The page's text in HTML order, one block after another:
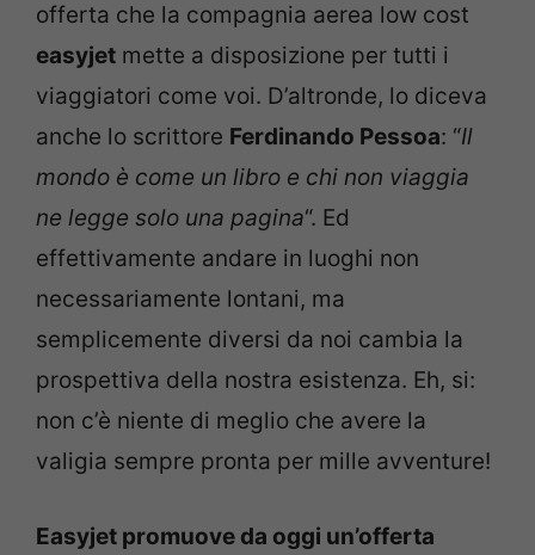
offerta che la compagnia aerea low cost
easyjet mette a disposizione per tutti i
viaggiatori come voi. D’altronde, lo diceva
anche lo scrittore Ferdinando Pessoa: “Il
mondo è come un libro e chi non viaggia
ne legge solo una pagina“. Ed
effettivamente andare in luoghi non
necessariamente lontani, ma
semplicemente diversi da noi cambia la
prospettiva della nostra esistenza. Eh, si:
non c’è niente di meglio che avere la
valigia sempre pronta per mille avventure!
Easyjet promuove da oggi un’offerta